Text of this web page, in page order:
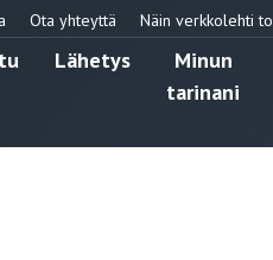
Ota yhteyttä Näin verkkolehti
Lähetys
Minun
tarinani